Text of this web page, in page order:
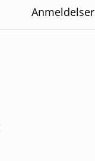
Anmeldelser